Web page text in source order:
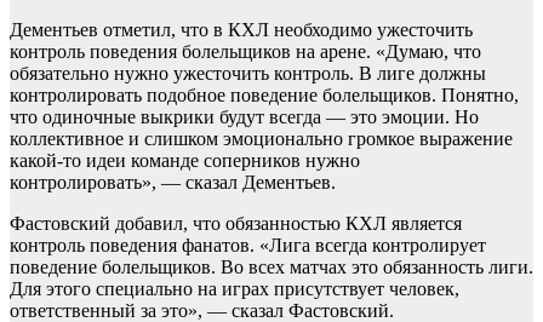
Дементьев отметил, что в КХЛ необходимо ужесточить
контроль поведения болельщиков на арене. «Думаю, что
обязательно нужно ужесточить контроль. В лиге должны
контролировать подобное поведение болельщиков. Понятно,
что одиночные выкрики будут всегда — это эмоции. Но
коллективное и слишком эмоционально громкое выражение
какой-то идеи команде соперников нужно
контролировать», — сказал Дементьев.
Фастовский добавил, что обязанностью КХЛ является
контроль поведения фанатов. «Лига всегда контролирует
поведение болельщиков. Во всех матчах это обязанность лиги.
Для этого специально на играх присутствует человек,
ответственный за это», — сказал Фастовский.